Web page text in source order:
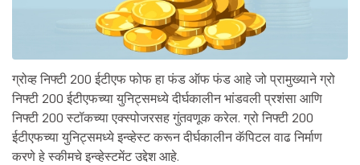
ग्रोव्ह निफ्टी 200 ईटीएफ फोफ हा फंड ऑफ फंड आहे जो प्रामुख्याने ग्रो
निफ्टी 200 ईटीएफच्या युनिट्समध्ये दीर्घकालीन भांडवली प्रशंसा आणि
निफ्टी 200 स्टॉकच्या एक्स्पोजरसह गुंतवणूक करेल. ग्रो निफ्टी 200
ईटीएफच्या युनिट्समध्ये इन्व्हेस्ट करून दीर्घकालीन कॅपिटल वाढ निर्माण
करणे हे स्कीमचे इन्व्हेस्टमेंट उद्देश आहे.